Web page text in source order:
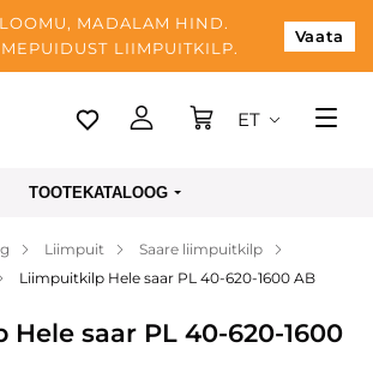
MADALAM HIND.
LIIMPUITKILP.
Vaata
ET
TOOTEKATALOOG
Liimpuit
Saare liimpuitkilp
Liimpuitkilp Hele saar PL 40-620-1600 AB
saar PL 40-620-1600